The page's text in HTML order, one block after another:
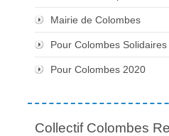
Mairie de Colombes
Pour Colombes Solidaires
Pour Colombes 2020
Collectif Colombes